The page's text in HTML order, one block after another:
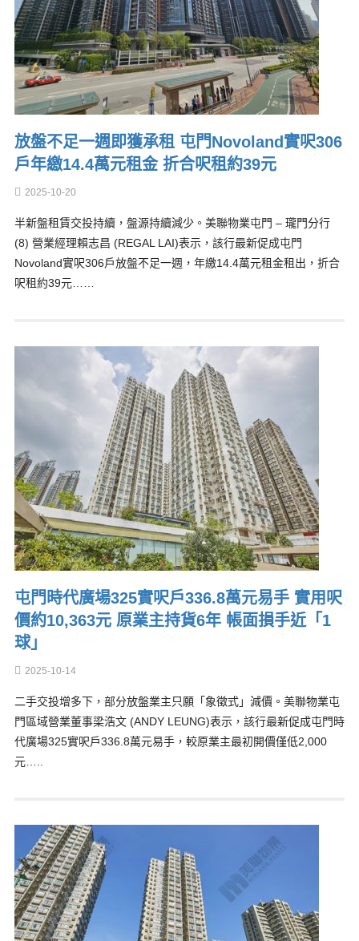
放盤不足一週即獲承租 屯門Novoland實呎306
戶年繳14.4萬元租金 折合呎租約39元
2025-10-20
半新盤租賃交投持續，盤源持續減少。美聯物業屯門 – 瓏門分行
(8) 營業經理賴志昌 (REGAL LAI)表示，該行最新促成屯門
Novoland實呎306戶放盤不足一週，年繳14.4萬元租金租出，折合
呎租約39元……
屯門時代廣場325實呎戶336.8萬元易手 實用呎
價約10,363元 原業主持貨6年 帳面損手近「1
球」
2025-10-14
二手交投增多下，部分放盤業主只願「象徵式」減價。美聯物業屯
門區域營業董事梁浩文 (ANDY LEUNG)表示，該行最新促成屯門時
代廣場325實呎戶336.8萬元易手，較原業主最初開價僅低2,000
元…..